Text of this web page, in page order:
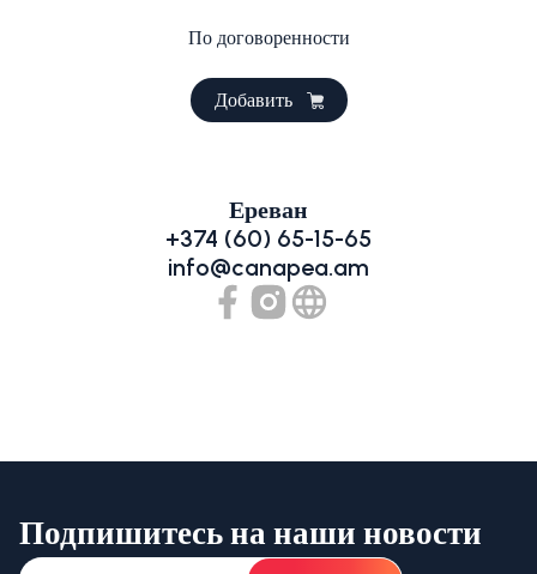
По договоренности
Добавить
Ереван
+374 (60) 65-15-65
info@canapea.am
Подпишитесь на наши новости